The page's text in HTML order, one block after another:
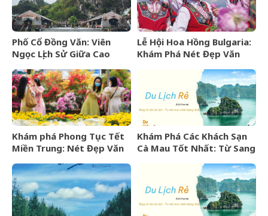
Phố Cổ Đồng Văn: Viên
Ngọc Lịch Sử Giữa Cao
Lễ Hội Hoa Hồng Bulgaria:
Khám Phá Nét Đẹp Văn
Khám phá Phong Tục Tết
Miền Trung: Nét Đẹp Văn
Khám Phá Các Khách Sạn
Cà Mau Tốt Nhất: Từ Sang